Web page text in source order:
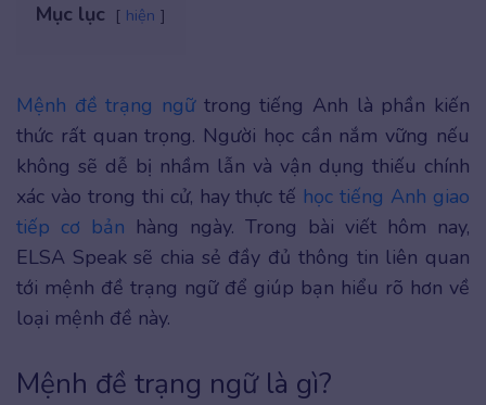
Mục lục hiện
Mệnh đề trạng ngữtrong tiếng Anh là phần kiến
thức rất quan trọng. Người học cần nắm vững nếu
không sẽ dễ bị nhầm lẫn và vận dụng thiếu chính
xác vào trong thi cử, hay thực tế học tiếng Anh giao
tiếp cơ bản hàng ngày. Trong bài viết hôm nay,
ELSA Speak sẽ chia sẻ đầy đủ thông tin liên quan
tới mệnh đề trạng ngữ để giúp bạn hiểu rõ hơn về
loại mệnh đề này.
Mệnh đề trạng ngữ là gì?